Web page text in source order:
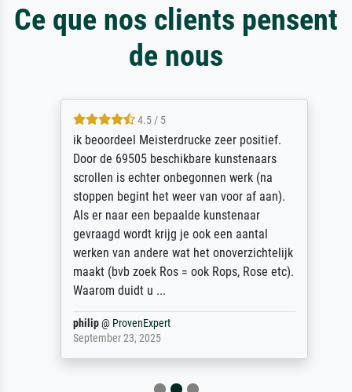
Ce que nos clients pensent
de nous
4.5 / 5
ik beoordeel Meisterdrucke zeer positief.
Door de 69505 beschikbare kunstenaars
scrollen is echter onbegonnen werk (na
stoppen begint het weer van voor af aan).
Als er naar een bepaalde kunstenaar
gevraagd wordt krijg je ook een aantal
werken van andere wat het onoverzichtelijk
maakt (bvb zoek Ros = ook Rops, Rose etc).
Waarom duidt u ...
philip@ProvenExpert
September 23, 2025